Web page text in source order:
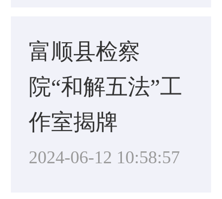
富顺县检察
院“和解五法”工
作室揭牌
2024-06-12 10:58:57